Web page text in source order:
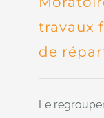
travaux
de
Le